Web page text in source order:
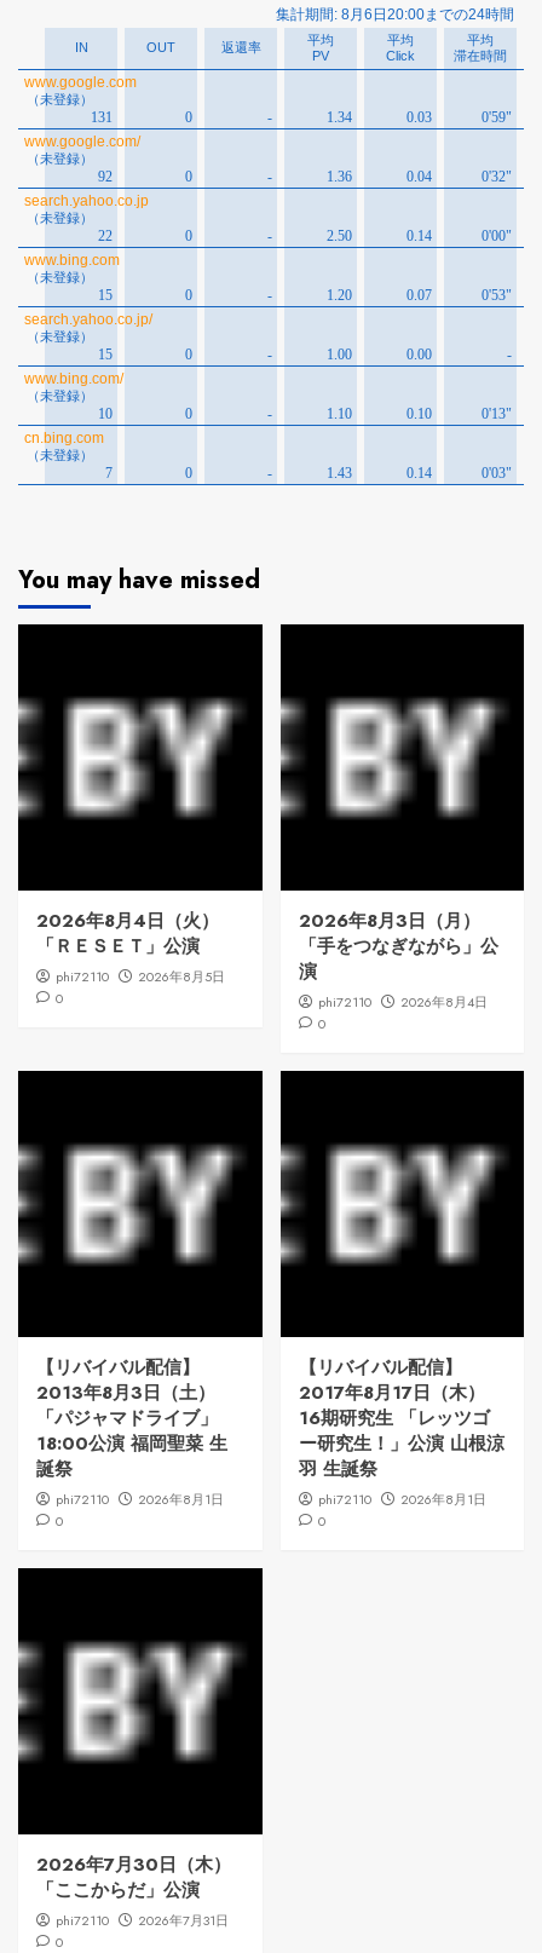
You may have missed
2026年8月4日（火）
「ＲＥＳＥＴ」公演
phi72110
2026年8月5日
0
2026年8月3日（月）
「手をつなぎながら」公
演
phi72110
2026年8月4日
0
【リバイバル配信】
2013年8月3日（土）
「パジャマドライブ」
18:00公演 福岡聖菜 生
誕祭
phi72110
2026年8月1日
0
【リバイバル配信】
2017年8月17日（木）
16期研究生 「レッツゴ
ー研究生！」公演 山根涼
羽 生誕祭
phi72110
2026年8月1日
0
2026年7月30日（木）
「ここからだ」公演
phi72110
2026年7月31日
0